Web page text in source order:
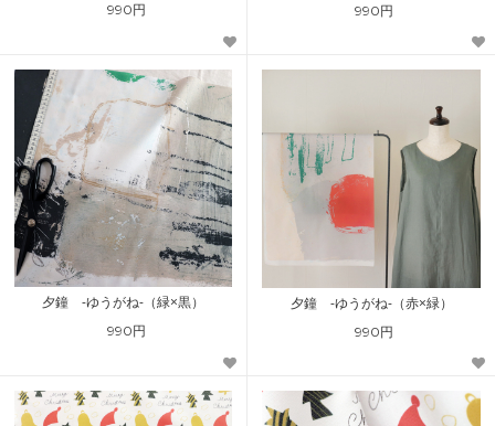
990円 990円
夕鐘 -ゆうがね-（緑×黒）
990円
夕鐘 -ゆうがね-（赤×緑）
990円